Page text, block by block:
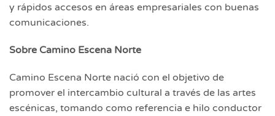
y rápidos accesos en áreas empresariales con buenas
comunicaciones.
Sobre Camino Escena Norte
Camino Escena Norte nació con el objetivo de
promover el intercambio cultural a través de las artes
escénicas, tomando como referencia e hilo conductor